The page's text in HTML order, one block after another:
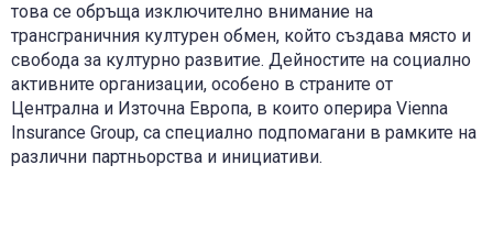
това се обръща изключително внимание на
трансграничния културен обмен, който създава място и
свобода за културно развитие. Дейностите на социално
активните организации, особено в страните от
Централна и Източна Европа, в които оперира Vienna
Insurance Group, са специално подпомагани в рамките на
различни партньорства и инициативи.